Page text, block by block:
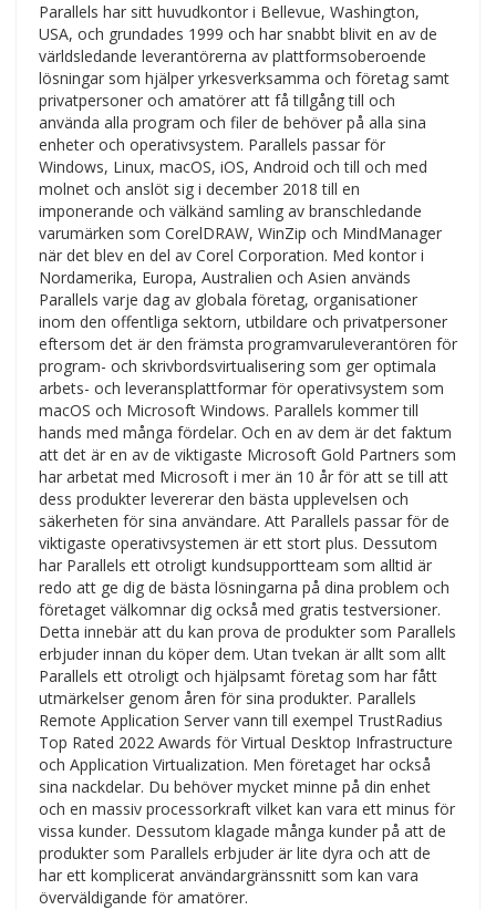
Parallels har sitt huvudkontor i Bellevue, Washington,
USA, och grundades 1999 och har snabbt blivit en av de
världsledande leverantörerna av plattformsoberoende
lösningar som hjälper yrkesverksamma och företag samt
privatpersoner och amatörer att få tillgång till och
använda alla program och filer de behöver på alla sina
enheter och operativsystem. Parallels passar för
Windows, Linux, macOS, iOS, Android och till och med
molnet och anslöt sig i december 2018 till en
imponerande och välkänd samling av branschledande
varumärken som CorelDRAW, WinZip och MindManager
när det blev en del av Corel Corporation. Med kontor i
Nordamerika, Europa, Australien och Asien används
Parallels varje dag av globala företag, organisationer
inom den offentliga sektorn, utbildare och privatpersoner
eftersom det är den främsta programvaruleverantören för
program- och skrivbordsvirtualisering som ger optimala
arbets- och leveransplattformar för operativsystem som
macOS och Microsoft Windows. Parallels kommer till
hands med många fördelar. Och en av dem är det faktum
att det är en av de viktigaste Microsoft Gold Partners som
har arbetat med Microsoft i mer än 10 år för att se till att
dess produkter levererar den bästa upplevelsen och
säkerheten för sina användare. Att Parallels passar för de
viktigaste operativsystemen är ett stort plus. Dessutom
har Parallels ett otroligt kundsupportteam som alltid är
redo att ge dig de bästa lösningarna på dina problem och
företaget välkomnar dig också med gratis testversioner.
Detta innebär att du kan prova de produkter som Parallels
erbjuder innan du köper dem. Utan tvekan är allt som allt
Parallels ett otroligt och hjälpsamt företag som har fått
utmärkelser genom åren för sina produkter. Parallels
Remote Application Server vann till exempel TrustRadius
Top Rated 2022 Awards för Virtual Desktop Infrastructure
och Application Virtualization. Men företaget har också
sina nackdelar. Du behöver mycket minne på din enhet
och en massiv processorkraft vilket kan vara ett minus för
vissa kunder. Dessutom klagade många kunder på att de
produkter som Parallels erbjuder är lite dyra och att de
har ett komplicerat användargränssnitt som kan vara
överväldigande för amatörer.